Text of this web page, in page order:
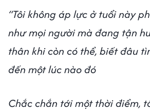
“Tôi không áp lực ở tuổi này
như mọi người mà đang tận
thân khi còn có thể, biết đâu
đến một lúc nào đó
Chắc chắn tới một thời điểm,